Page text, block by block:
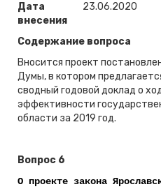
Дата
внесения
23.06.2020
Содержание вопроса
Вносится проект
Думы, в котором
сводный годовой доклад о
эффективности
области за 2019 год.
Вопрос 6
О проекте закона